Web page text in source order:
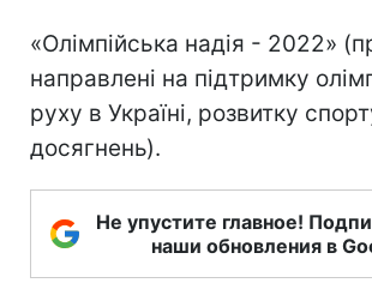
«Олімпійська надія - 2022»
направлені на підтримку
руху в Україні, розвитку
досягнень).
Не упустите главное!
наши обновления в